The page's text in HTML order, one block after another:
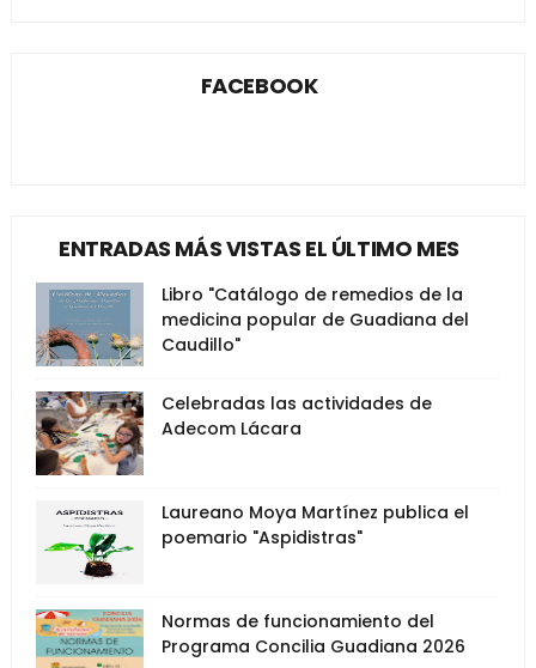
FACEBOOK
ENTRADAS MÁS VISTAS EL ÚLTIMO MES
Libro "Catálogo de remedios de la
medicina popular de Guadiana del
Caudillo"
Celebradas las actividades de
Adecom Lácara
Laureano Moya Martínez publica el
poemario "Aspidistras"
Normas de funcionamiento del
Programa Concilia Guadiana 2026